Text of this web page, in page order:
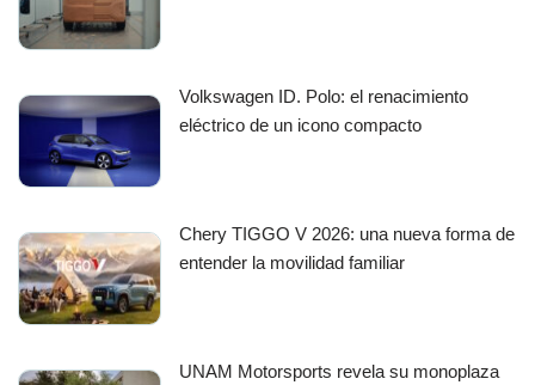
Volkswagen ID. Polo: el renacimiento
eléctrico de un icono compacto
Chery TIGGO V 2026: una nueva forma de
entender la movilidad familiar
UNAM Motorsports revela su monoplaza